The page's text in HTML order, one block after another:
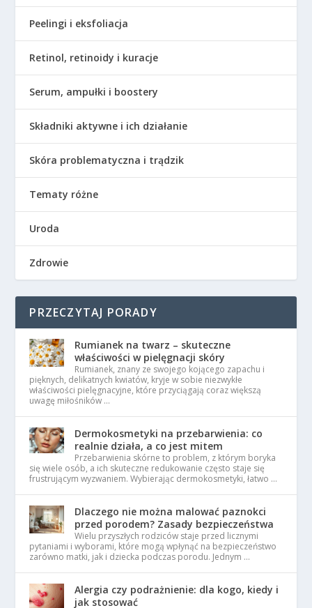
Peelingi i eksfoliacja
Retinol, retinoidy i kuracje
Serum, ampułki i boostery
Składniki aktywne i ich działanie
Skóra problematyczna i trądzik
Tematy różne
Uroda
Zdrowie
PRZECZYTAJ PORADY
Rumianek na twarz – skuteczne
właściwości w pielęgnacji skóry
Rumianek, znany ze swojego kojącego zapachu i
pięknych, delikatnych kwiatów, kryje w sobie niezwykłe
właściwości pielęgnacyjne, które przyciągają coraz większą
uwagę miłośników …
Dermokosmetyki na przebarwienia: co
realnie działa, a co jest mitem
Przebarwienia skórne to problem, z którym boryka
się wiele osób, a ich skuteczne redukowanie często staje się
frustrującym wyzwaniem. Wybierając dermokosmetyki, łatwo …
Dlaczego nie można malować paznokci
przed porodem? Zasady bezpieczeństwa
Wielu przyszłych rodziców staje przed licznymi
pytaniami i wyborami, które mogą wpłynąć na bezpieczeństwo
zarówno matki, jak i dziecka podczas porodu. Jednym …
Alergia czy podrażnienie: dla kogo, kiedy i
jak stosować